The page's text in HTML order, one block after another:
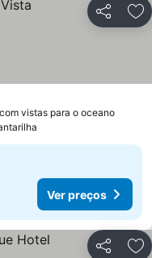
Partilhar
vistas para o oceanoVer
Ver preços
Partilhar